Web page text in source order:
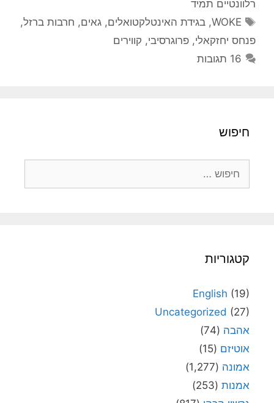
רלוונטיים תמיד
תגיות
WOKE
,בגידת האינטלקטואלים,גאים, חרבות ברזל,
פנחס יחזקאלי, פרוגרסיבי, קווירים
16 תגובות
חיפוש
קטגוריות
English (19)
Uncategorized (27)
אהבה (74)
אוטיזם (15)
אמונה (1,277)
אמנות (253)